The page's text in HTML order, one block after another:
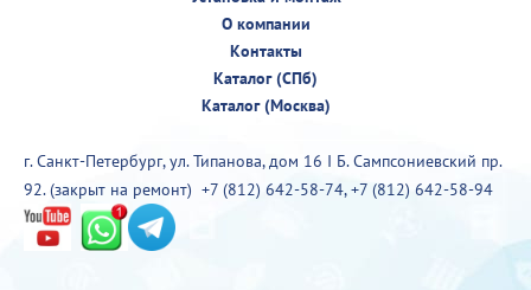
О компании
Контакты
Каталог (СПб)
Каталог (Москва)
г. Санкт-Петербург, ул. Типанова, дом 16 I Б. Сампсониевский пр.
92. (закрыт на ремонт) +7 (812) 642-58-74,+7 (812) 642-58-94